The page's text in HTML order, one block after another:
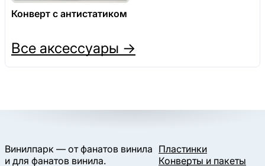
Конверт с антистатиком
Все аксессуары →
Винилпарк — от фанатов винила
и для фанатов винила.
Пластинки
Конверты и пакеты